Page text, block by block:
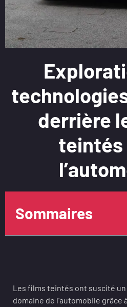
derrière
teintés
Sommaires
Les films teintés ont suscité
domaine de l’automobile grâce